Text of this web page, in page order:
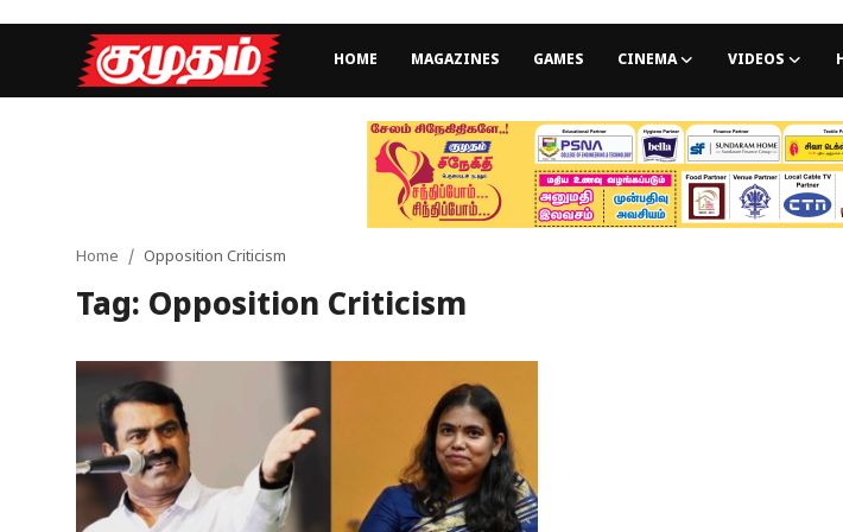
HOME MAGAZINES GAMES CINEMA VIDEOS
Games
Videos
Special Story
Home Opposition Criticism
Tag: Opposition Criticism